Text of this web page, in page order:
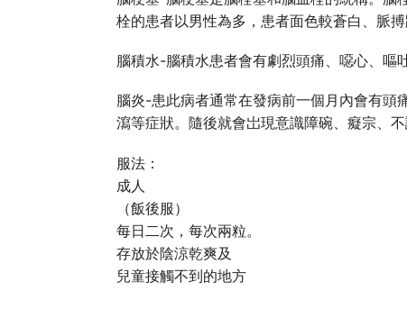
栓的患者以男性為多，患者面色較蒼白、脈
腦積水-腦積水患者會有劇烈頭痛、噁心、嘔
腦炎-患此病者通常在發病前一個月內會有頭
瀉等症狀。隨後就會岀現意識障碗、癡宗、
服法：
成人
（飯後服）
每日二次，每次兩粒。
存放於陰涼乾爽及
兒童接觸不到的地方